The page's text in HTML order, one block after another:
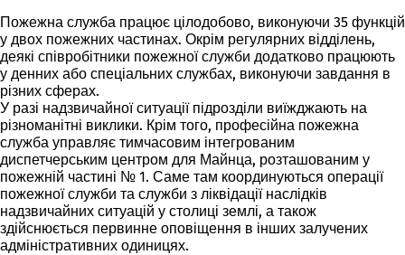
Пожежна служба працює цілодобово, виконуючи 35 функцій
у двох пожежних частинах. Окрім регулярних відділень,
деякі співробітники пожежної служби додатково працюють
у денних або спеціальних службах, виконуючи завдання в
різних сферах.
У разі надзвичайної ситуації підрозділи виїжджають на
різноманітні виклики. Крім того, професійна пожежна
служба управляє тимчасовим інтегрованим
диспетчерським центром для Майнца, розташованим у
пожежній частині № 1. Саме там координуються операції
пожежної служби та служби з ліквідації наслідків
надзвичайних ситуацій у столиці землі, а також
здійснюється первинне оповіщення в інших залучених
адміністративних одиницях.